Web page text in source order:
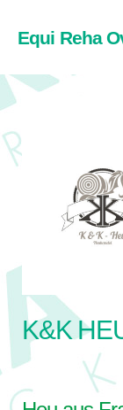
Equi Reha
K&K